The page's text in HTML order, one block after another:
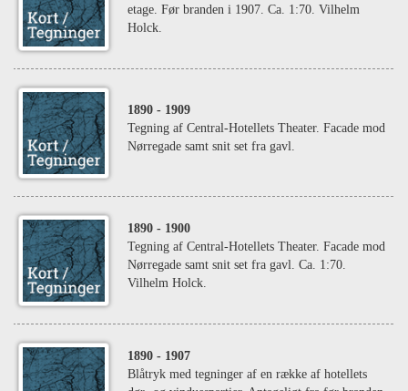
etage. Før branden i 1907. Ca. 1:70. Vilhelm
Holck.
1890 - 1909
Tegning af Central-Hotellets Theater. Facade mod
Nørregade samt snit set fra gavl.
1890 - 1900
Tegning af Central-Hotellets Theater. Facade mod
Nørregade samt snit set fra gavl. Ca. 1:70.
Vilhelm Holck.
1890 - 1907
Blåtryk med tegninger af en række af hotellets